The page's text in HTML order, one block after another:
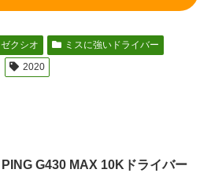
ゼクシオ
ミスに強いドライバー
2020
PING G430 MAX 10Kドライバー